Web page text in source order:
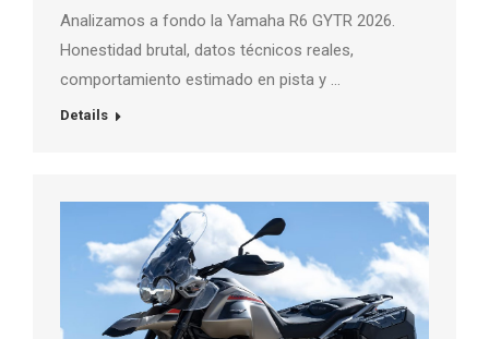
Analizamos a fondo la Yamaha R6 GYTR 2026.
Honestidad brutal, datos técnicos reales,
comportamiento estimado en pista y …
Details